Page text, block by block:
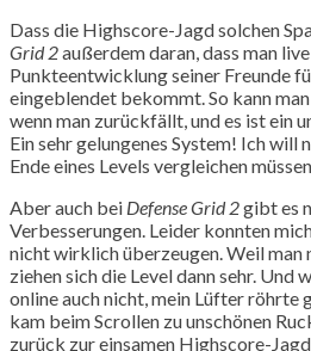
Dass die Highscore-Jagd solchen
Grid 2außerdem daran, dass man
Punkteentwicklung seiner Freunde
eingeblendet bekommt. So kann
wenn man zurückfällt, und es ist ein
Ein sehr gelungenes System! Ich will
Ende eines Levels vergleichen müssen.
Aber auch bei Defense Grid 2gibt es
Verbesserungen. Leider konnten
nicht wirklich überzeugen. Weil man
ziehen sich die Level dann sehr. Und
online auch nicht, mein Lüfter röhrte
kam beim Scrollen zu unschönen
zurück zur einsamen Highscore-